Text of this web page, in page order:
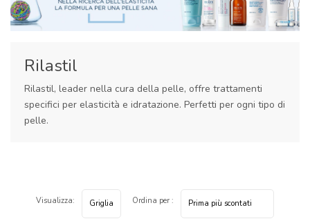
Rilastil
Rilastil, leader nella cura della pelle, offre trattamenti
specifici per elasticità e idratazione. Perfetti per ogni tipo di
pelle.
Visualizza: Ordina per :